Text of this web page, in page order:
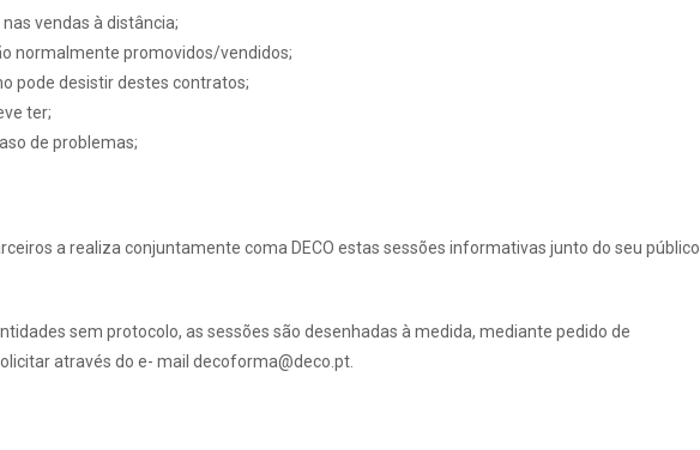
vendas à distância;
normalmente promovidos/vendidos;
pode desistir destes contratos;
ter;
de problemas;
a realiza conjuntamente coma DECO estas sessões informativas junto do seu público
sem protocolo, as sessões são desenhadas à medida, mediante pedido de
através do e- mail decoforma@deco.pt.